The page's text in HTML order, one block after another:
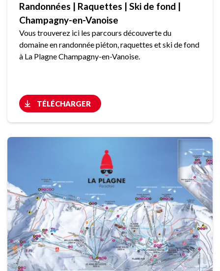
Randonnées | Raquettes | Ski de fond |
Champagny-en-Vanoise
Vous trouverez ici les parcours découverte du
domaine en randonnée piéton, raquettes et ski de fond
à La Plagne Champagny-en-Vanoise.
TÉLÉCHARGER